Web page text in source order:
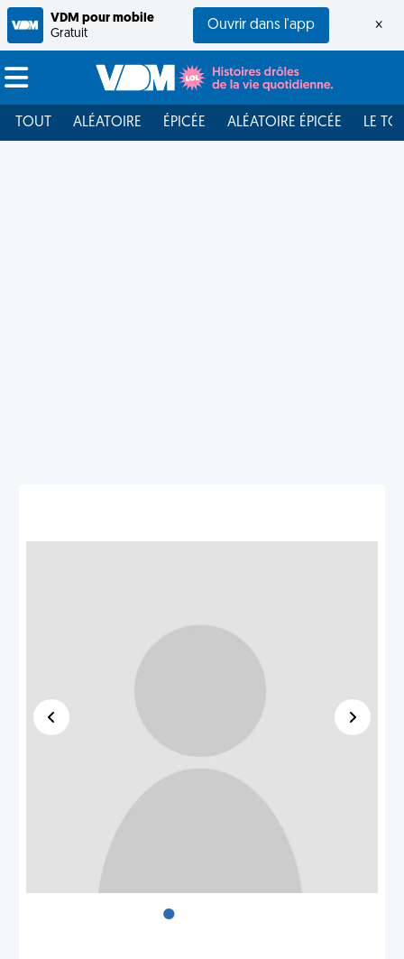
VDM pour mobile
Gratuit
Ouvrir dans l'app ×
TOUT ALÉATOIRE ÉPICÉE ALÉATOIRE ÉPICÉE LE
•